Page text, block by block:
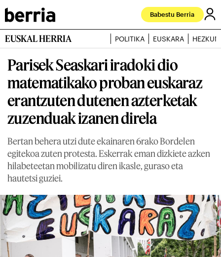
Babestu Berria
EUSKAL HERRIA POLITIKA EUSKARA
Parisek Seaskari iradoki dio
matematikako proban euskaraz
erantzuten dutenen azterketak
zuzenduak izanen direla
Bertan behera utzi dute ekainaren 6rako Bordelen
egitekoa zuten protesta. Eskerrak eman dizkiete azken
hilabeteetan mobilizatu diren ikasle, guraso eta
hautetsi guziei.